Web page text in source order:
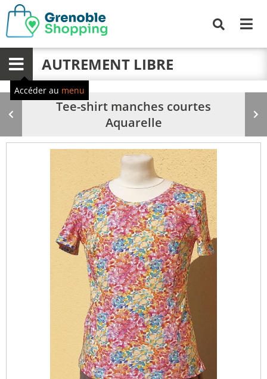
Menu AUTREMENT LIBRE
Accéder au menu
Produit
Tee-shirt manches courtes
Aquarelle